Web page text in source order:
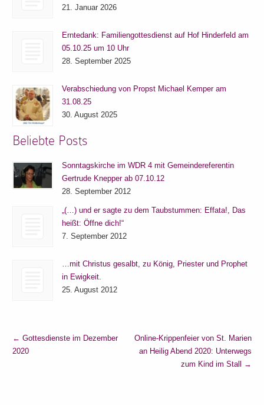
21. Januar 2026
Erntedank: Familiengottesdienst auf Hof Hinderfeld am
05.10.25 um 10 Uhr
28. September 2025
Verabschiedung von Propst Michael Kemper am
31.08.25
30. August 2025
Beliebte Posts
Sonntagskirche im WDR 4 mit Gemeindereferentin
Gertrude Knepper ab 07.10.12
28. September 2012
„(…) und er sagte zu dem Taubstummen: Effata!, Das
heißt: Öffne dich!“
7. September 2012
…mit Christus gesalbt, zu König, Priester und Prophet
in Ewigkeit.
25. August 2012
← Gottesdienste im Dezember
2020
Online-Krippenfeier von St. Marien
an Heilig Abend 2020: Unterwegs
zum Kind im Stall
→